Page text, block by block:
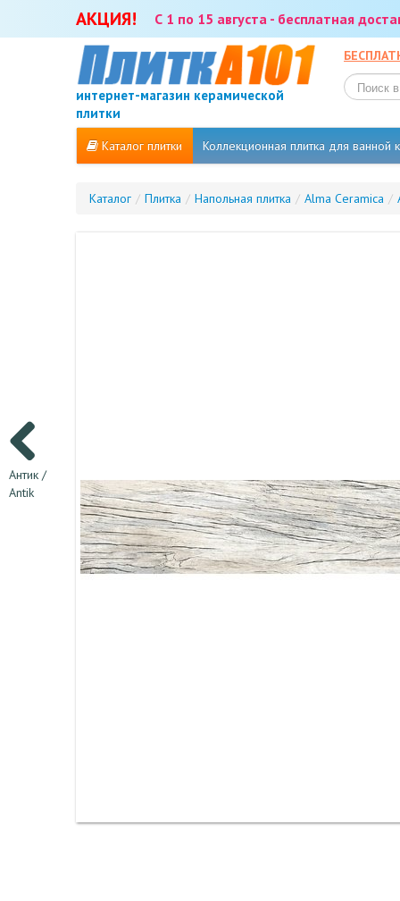
АКЦИЯ! С 1 по 15 августа - бесплатная
интернет-магазин керамической
плитки
Каталог плитки Коллекционная плитка для ванной
Каталог / Плитка / Напольная плитка / Alma Ceramica /
Антик /
Antik